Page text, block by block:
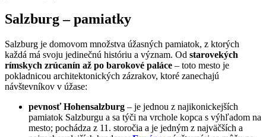
Salzburg – pamiatky
Salzburg je domovom množstva úžasných pamiatok, z ktorých
každá má svoju jedinečnú históriu a význam. Od starovekých
rímskych zrúcanín až po barokové paláce – toto mesto je
pokladnicou architektonických zázrakov, ktoré zanechajú
návštevníkov v úžase:
pevnosť Hohensalzburg – je jednou z najikonickejších
pamiatok Salzburgu a sa týči na vrchole kopca s výhľadom na
mesto; pochádza z 11. storočia a je jedným z najväčších a